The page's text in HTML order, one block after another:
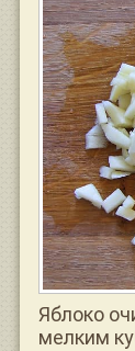
Яблоко
мелким